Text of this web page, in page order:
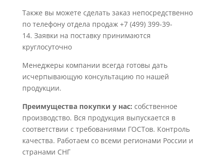
Также вы можете сделать заказ непосредственно
по телефону отдела продаж +7 (499) 399-39-
14. Заявки на поставку принимаются
круглосуточно
Менеджеры компании всегда готовы дать
исчерпывающую консультацию по нашей
продукции.
Преимущества покупки у нас: собственное
производство. Вся продукция выпускается в
соответствии с требованиями ГОСТов. Контроль
качества. Работаем со всеми регионами России и
странами СНГ